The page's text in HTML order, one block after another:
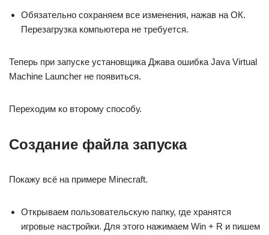
Обязательно сохраняем все изменения, нажав на ОК.
Перезагрузка компьютера не требуется.
Теперь при запуске установщика Джава ошибка Java Virtual
Machine Launcher не появиться.
Переходим ко второму способу.
Создание файла запуска
Покажу всё на примере Minecraft.
Открываем пользовательскую папку, где хранятся
игровые настройки. Для этого нажимаем Win + R и пишем